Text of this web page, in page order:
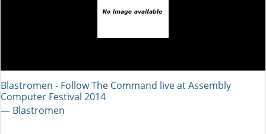
Blastromen - Follow The Command live at Assembly
Computer Festival 2014
― Blastromen